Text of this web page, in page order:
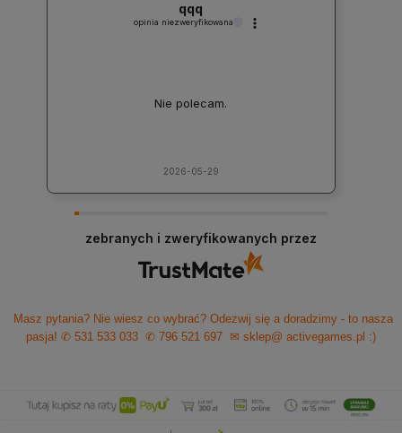
qqq
opinia niezweryfikowana
Nie polecam.
2026-05-29
zebranych i zweryfikowanych przez
Masz pytania? Nie wiesz co wybrać? Odezwij się a doradzimy - to nasza
pasja! ✆ 531 533 033 ✆ 796 521 697 ✉ sklep@ activegames.pl :)